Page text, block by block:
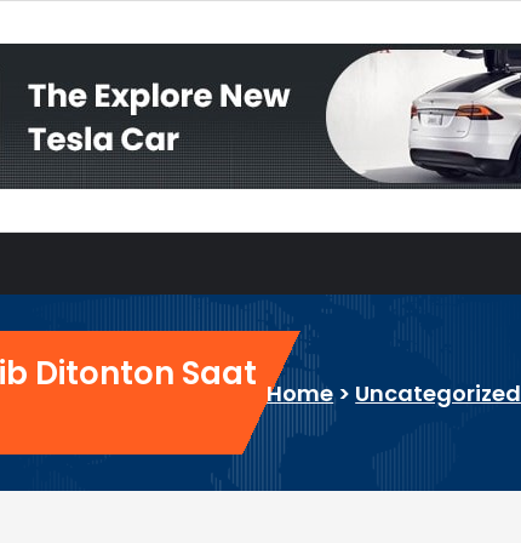
Ditonton Saat Home> Uncategorized